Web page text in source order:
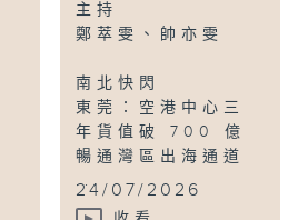
主持
鄭萃雯、帥亦雯
南北快閃
東莞：空港中心三
年貨值破 700 億
暢通灣區出海通道
...
24/07/2026